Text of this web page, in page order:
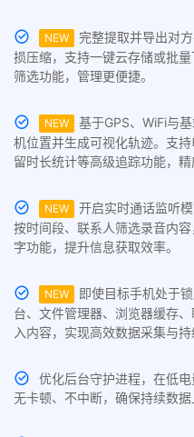
NEW
完整提取并导出对
损压缩，支持一键云存储或批
筛选功能，管理更便捷。
NEW
基于GPS、WiFi与
机位置并生成可视化轨迹。支
留时长统计等高级追踪功能，精
NEW
开启实时通话监听
按时间段、联系人筛选录音内
字功能，提升信息获取效率。
NEW
即使目标手机处于
台、文件管理器、浏览器缓存
入内容，实现高效数据采集与持
优化后台守护进程，在低电
无卡顿、不中断，确保持续数据